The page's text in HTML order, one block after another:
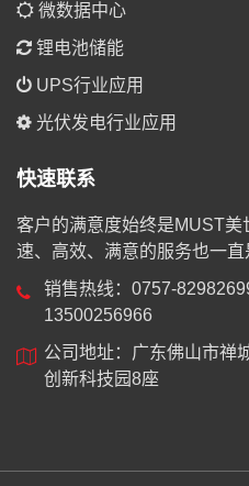
微数据中心
锂电池储能
UPS行业应用
光伏发电行业应用
快速联系
客户的满意度始终是MUST
速、高效、满意的服务也一直
销售热线：0757-
13500256966
公司地址：广东佛山市禅
创新科技园8座